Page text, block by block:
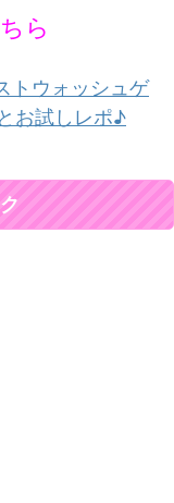
ら
トウォッシュゲ
お試しレポ♪